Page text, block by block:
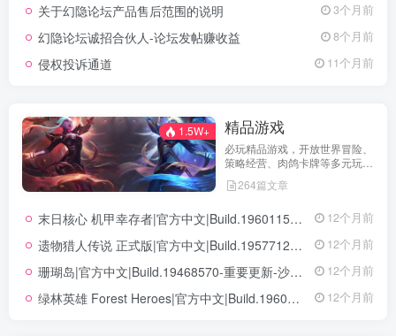
坛获得更优质、安全的使用体
息！
关于幻隐论坛产品售后范围的说明 3个月前
幻隐论坛诚招合伙人-论坛发帖赚收益 8个月前
侵权投诉通道 11个月前
1.5W+ 精品游戏
必玩精品游戏，开放世界冒险、
策略经营、肉鸽卡牌等多元玩
264篇文章
末日核心 机甲幸存者|官方中文|Build.19601158|解压即撸| 12个月前
遗物猎人传说 正式版|官方中文|Build.19577129+全DLC|解压即撸| 12个月前
珊瑚岛|官方中文|Build.19468570-重要更新-沙盒|解压即撸| 12个月前
绿林英雄 Forest Heroes|官方中文|Build.19609351+全DLC|解压即撸| 12个月前